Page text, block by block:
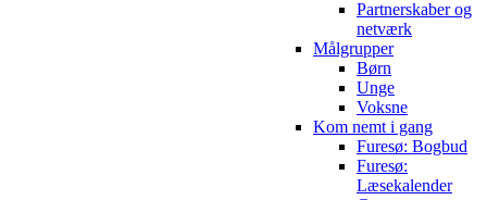
Partnerskaber og
netværk
Målgrupper
Børn
Unge
Voksne
Kom nemt i gang
Furesø: Bogbud
Furesø:
Læsekalender